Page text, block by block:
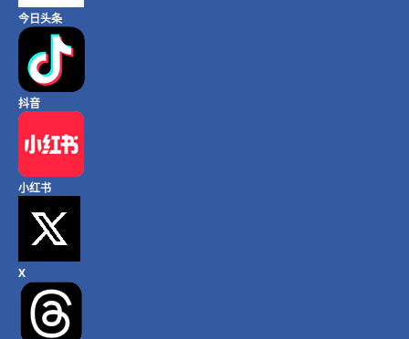
今日头条
抖音
小红书
X